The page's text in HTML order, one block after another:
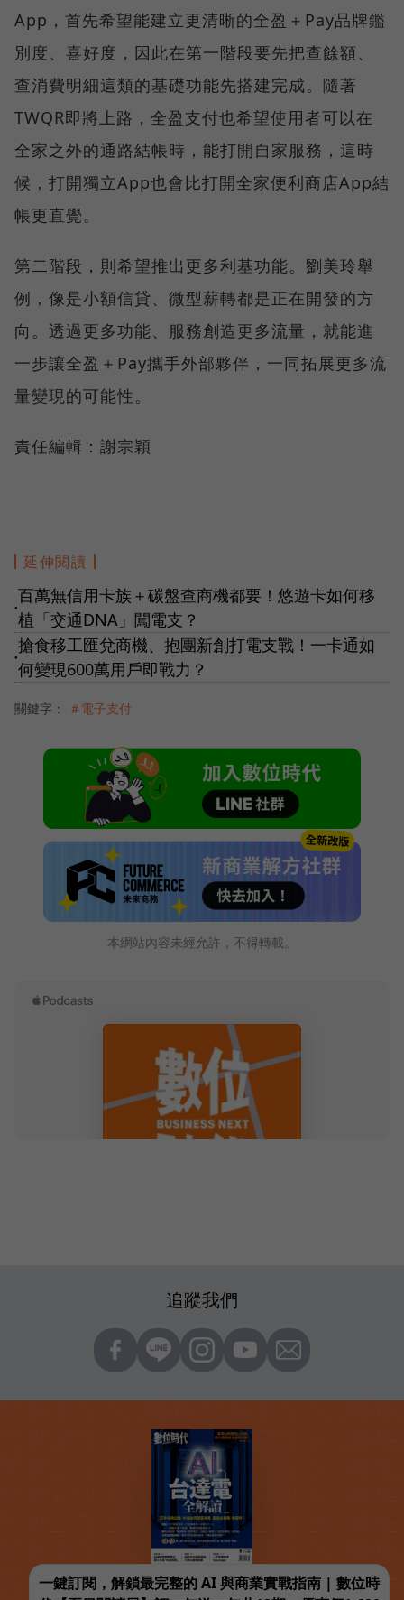
App，首先希望能建立更清晰的全盈＋Pay品牌鑑
別度、喜好度，因此在第一階段要先把查餘額、
查消費明細這類的基礎功能先搭建完成。隨著
TWQR即將上路，全盈支付也希望使用者可以在
全家之外的通路結帳時，能打開自家服務，這時
候，打開獨立App也會比打開全家便利商店App結
帳更直覺。
第二階段，則希望推出更多利基功能。劉美玲舉
例，像是小額信貸、微型薪轉都是正在開發的方
向。透過更多功能、服務創造更多流量，就能進
一步讓全盈＋Pay攜手外部夥伴，一同拓展更多流
量變現的可能性。
責任編輯：謝宗穎
延伸閱讀
●
百萬無信用卡族＋碳盤查商機都要！悠遊卡如何移
植「交通DNA」闖電支？
●
搶食移工匯兌商機、抱團新創打電支戰！一卡通如
何變現600萬用戶即戰力？
關鍵字： ＃電子支付
本網站內容未經允許，不得轉載。
追蹤我們
一鍵訂閱，解鎖最完整的 AI 與商業實戰指南 | 數位時